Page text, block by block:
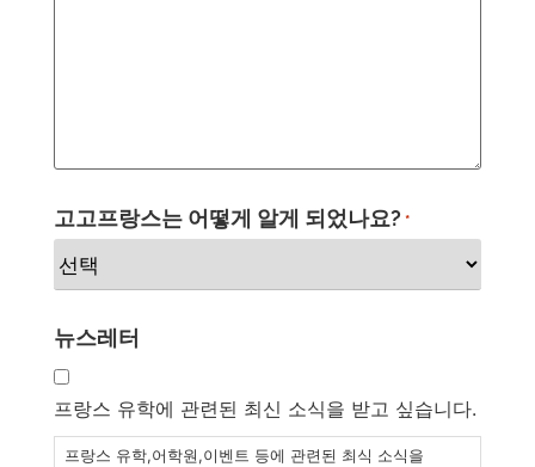
고고프랑스는 어떻게 알게 되었나요? *
뉴스레터
프랑스 유학에 관련된 최신 소식을 받고 싶습니다.
프랑스 유학,어학원,이벤트 등에 관련된 최식 소식을